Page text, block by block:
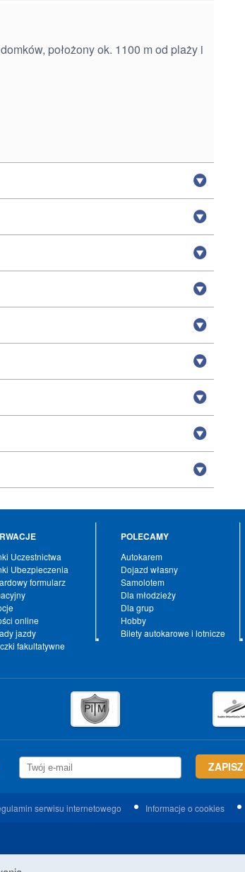
położony ok. 1100 m od plaży i
Uczestnictwa
Ubezpieczenia
formularz
online
jazdy
fakultatywne
POLECAMY
Autokarem
Dojazd własny
Samolotem
Dla młodzieży
Dla grup
Hobby
Bilety autokarowe i lotnicze
serwisu internetowego Informacje o cookies